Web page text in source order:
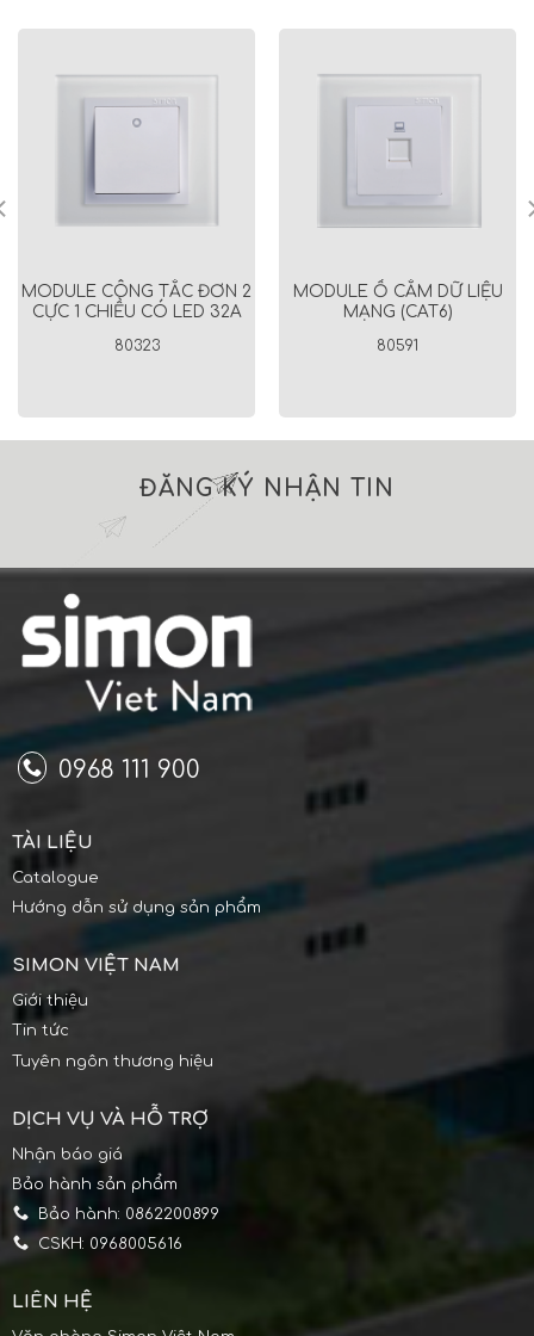
MODULE CÔNG TẮC ĐƠN 2
CỰC 1 CHIỀU CÓ LED 32A
80323
MODULE Ổ CẮM DỮ LIỆU
MẠNG (CAT6)
80591
ĐĂNG KÝ NHẬN TIN
0968 111 900
TÀI LIỆU
Catalogue
Hướng dẫn sử dụng sản phẩm
SIMON VIỆT NAM
Giới thiệu
Tin tức
Tuyên ngôn thương hiệu
DỊCH VỤ VÀ HỖ TRỢ
Nhận báo giá
Bảo hành sản phẩm
Bảo hành: 0862200899
CSKH: 0968005616
LIÊN HỆ